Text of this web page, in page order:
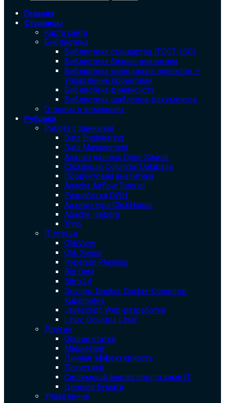
Главная
Страницы
Карта сайта
Библиотека
Библиотека cтандартов (ГОСТ, ISO)
Библиотека бизнес-аналитика
Библиотека менеджера проектов —
Управление проектами
Библиотека финансиста
Библиотека шаблонов документов
Отзывы о компаниях
Рубрики
Работа с данными
Data Engineering
Data Management
Анализ данных Open Source
Clickhouse Columnar Database
Продуктовая аналитика
Apache Airflow Tutorial
Разработка DWH
Архитектура ClickHouse
Apache Iceberg
Trino
IT статьи
QlikView
Qlik Sense
Hyperion Planning
Big Data
Bitrix24
Devops. Docker. Docker-Compose.
Kubernetes
Javascript. Web-разработка
Linux. Основы Linux
Другие
Общие статьи
Маркетинг
Личная эффективность
Логистика
Системный анализ средствами IT
Ценные бумаги
Управление